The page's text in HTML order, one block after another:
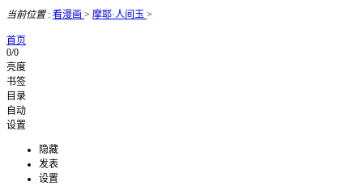
当前位置: 看漫画 > 摩耶·人间玉 >
首页
0/0
亮度
书签
目录
自动
设置
隐藏
发表
设置